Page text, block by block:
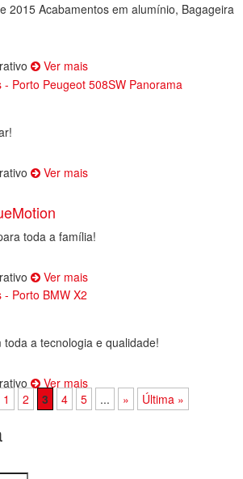
2015 Acabamentos em alumínio, Bagageira
Ver mais
Ver mais
toda a família!
Ver mais
toda a tecnologia e qualidade!
Ver mais
1 2 3 4 5 ... » Última »